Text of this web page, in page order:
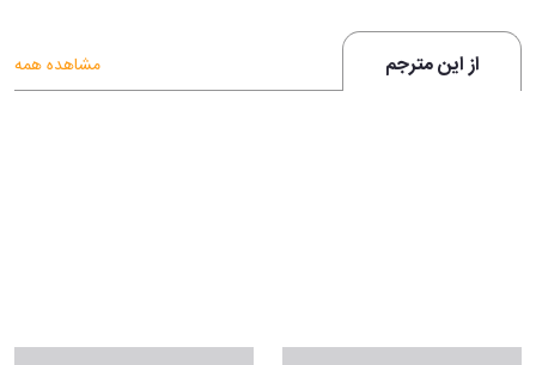
از این مترجم مشاهده همه